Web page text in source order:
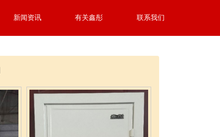
新闻资讯 有关鑫彤 联系我们